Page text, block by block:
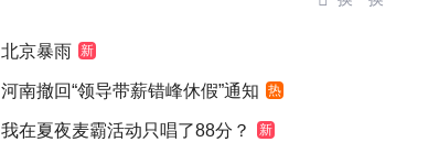
北京暴雨 新
河南撤回“领导带薪错峰休假”通知 热
我在夏夜麦霸活动只唱了88分？ 新